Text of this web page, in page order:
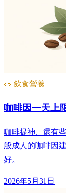
🥗 飲食營養
咖啡因一天上
咖啡提神、還有
般成人的咖啡因
好。
2026年5月31日